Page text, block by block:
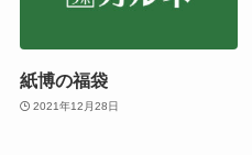
紙博の福袋
2021年12月28日